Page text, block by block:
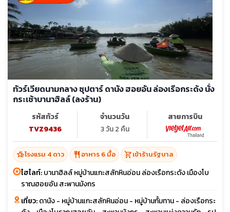
ทัวร์เวียดนามกลาง ซุปตาร์ ดานัง ฮอยอัน ล่องเรือกระด้ง นั่ง
กระเช้าบานาฮิลล์ (ลงร้าน)
รหัสทัวร์
TVZ9436
จำนวนวัน
3 วัน 2 คืน
สายการบิน
hotel_classโรงแรม 4 ดาว restaurant อาหาร 6 มื้อ shopping_cartเข้าร้านรัฐบาล
ไฮไลท์:บานาฮิลล์ หมู่บ้านแกะสลักหินอ่อน ล่องเรือกระดัง เมืองโบ
ราณฮอยอัน สะพานมังกร
เที่ยว:ดานัง - หมู่บ้านแกะสลักหินอ่อน - หมู่บ้านกั้มทาน - ล่องเรือกระ